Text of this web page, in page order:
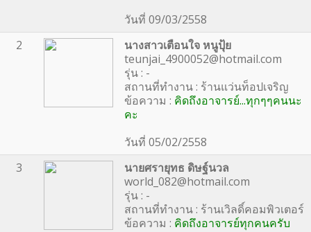
วันที่ 09/03/2558
2
นางสาวเตือนใจ หนูปุ้ย
teunjai_4900052@hotmail.com
รุ่น : -
สถานที่ทำงาน : ร้านแว่นท็อปเจริญ
ข้อความ : คิดถึงอาจารย์...ทุกๆๆคนนะ
คะ
วันที่ 05/02/2558
3
นายศรายุทธ ดิษฐ์นวล
world_082@hotmail.com
รุ่น : -
สถานที่ทำงาน : ร้านเวิลดิ์คอมพิวเตอร์
ข้อความ : คิดถึงอาจารย์ทุกคนครับ